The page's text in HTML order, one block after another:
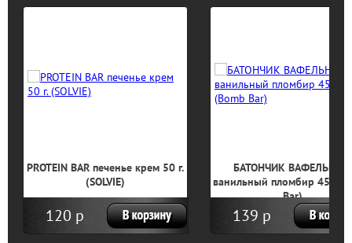
PROTEIN BAR печенье крем 50 г.
(SOLVIE)
120 р
БАТОНЧИК ВАФЕЛЬНЫЙ
ванильный пломбир 45 г.
Bar)
139 р